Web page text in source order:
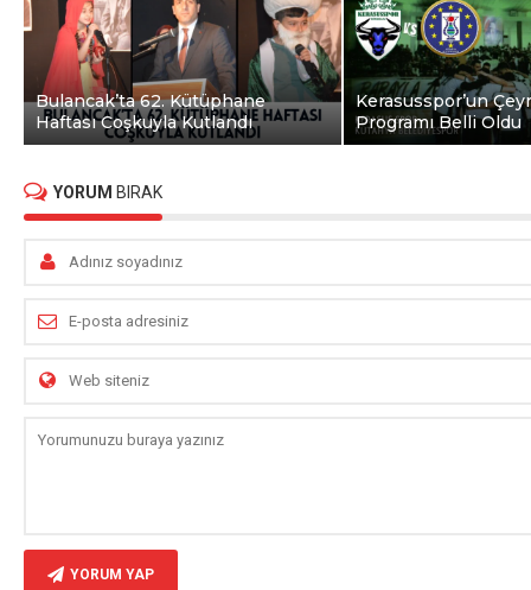
Bulancak’ta 62. Kütüphane
Haftası Coşkuyla Kutlandı
Kerasusspor’un
Programı Belli Oldu
YORUM BIRAK
YORUM YAP